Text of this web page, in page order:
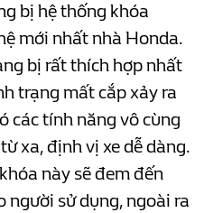
bị hệ thống khóa
mới nhất nhà Honda.
bị rất thích hợp nhất
trạng mất cắp xảy ra
các tính năng vô cùng
xa, định vị xe dễ dàng.
này sẽ đem đến
người sử dụng, ngoài ra